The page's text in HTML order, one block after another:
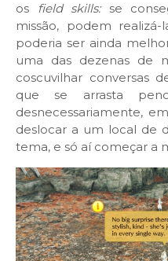
os field skills: se
missão, podem
poderia ser ainda
uma das dezenas de
coscuvilhar conversas
que se arrasta
desnecessariamente,
deslocar a um local de
tema, e só aí começar a